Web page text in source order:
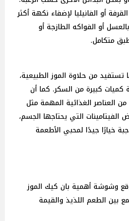
أو الفانيليا لإضفاء نكهة أكثر
أو الفواكه الطازجة أو
متكامل.
تستفيد من حلاوة الموز الطبيعية،
كميات كبيرة من السكر. كما أن
العناصر الغذائية المهمة مثل
الفيتامينات التي يحتاجها الجسم،
خيارًا جيدًا لمحبي الأطعمة
وشوشة أهمية بان كيك الموز
بين الطعم اللذيذ والقيمة